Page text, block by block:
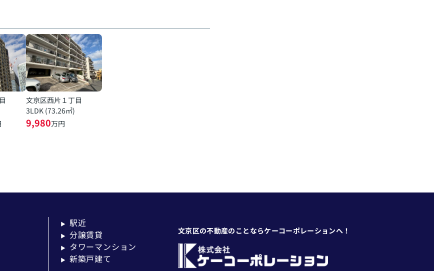
文京区西片１丁目
3LDK (73.26㎡)
9,980万円
▶ 駅近
▶ 分譲賃貸
▶ タワーマンション
▶ 新築戸建て
文京区の不動産のことならケーコーポレーションへ！